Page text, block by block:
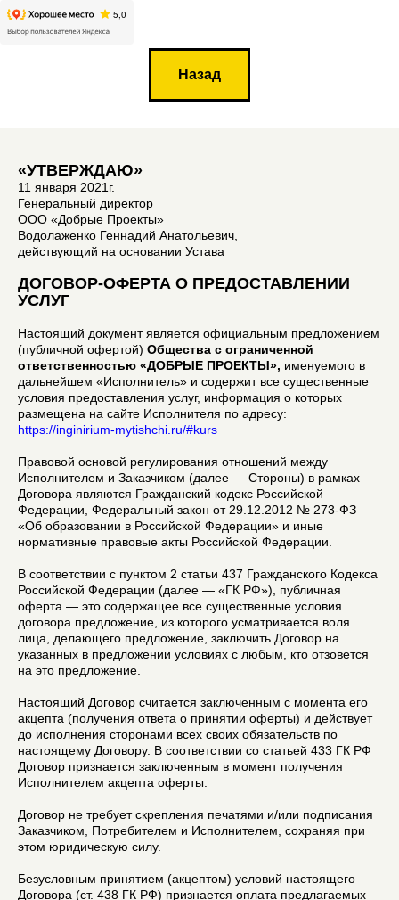
Назад
«УТВЕРЖДАЮ»
11 января 2021г.
Генеральный директор
ООО «Добрые Проекты»
Водолаженко Геннадий Анатольевич,
действующий на основании Устава
ДОГОВОР-ОФЕРТА О ПРЕДОСТАВЛЕНИИ
УСЛУГ
Настоящий документ является официальным предложением
(публичной офертой) Общества с ограниченной
ответственностью «ДОБРЫЕ ПРОЕКТЫ», именуемого в
дальнейшем «Исполнитель» и содержит все существенные
условия предоставления услуг, информация о которых
размещена на сайте Исполнителя по адресу:
https://inginirium-mytishchi.ru/#kurs
Правовой основой регулирования отношений между
Исполнителем и Заказчиком (далее — Стороны) в рамках
Договора являются Гражданский кодекс Российской
Федерации, Федеральный закон от 29.12.2012 № 273-ФЗ
«Об образовании в Российской Федерации» и иные
нормативные правовые акты Российской Федерации.
В соответствии с пунктом 2 статьи 437 Гражданского Кодекса
Российской Федерации (далее — «ГК РФ»), публичная
оферта — это содержащее все существенные условия
договора предложение, из которого усматривается воля
лица, делающего предложение, заключить Договор на
указанных в предложении условиях с любым, кто отзовется
на это предложение.
Настоящий Договор считается заключенным с момента его
акцепта (получения ответа о принятии оферты) и действует
до исполнения сторонами всех своих обязательств по
настоящему Договору. В соответствии со статьей 433 ГК РФ
Договор признается заключенным в момент получения
Исполнителем акцепта оферты.
Договор не требует скрепления печатями и/или подписания
Заказчиком, Потребителем и Исполнителем, сохраняя при
этом юридическую силу.
Безусловным принятием (акцептом) условий настоящего
Договора (ст. 438 ГК РФ) признается оплата предлагаемых